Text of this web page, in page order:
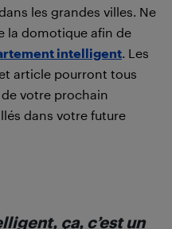
les grandes villes. Ne
la domotique afin de
intelligent. Les
article pourront tous
votre prochain
dans votre future
ça, c’est un